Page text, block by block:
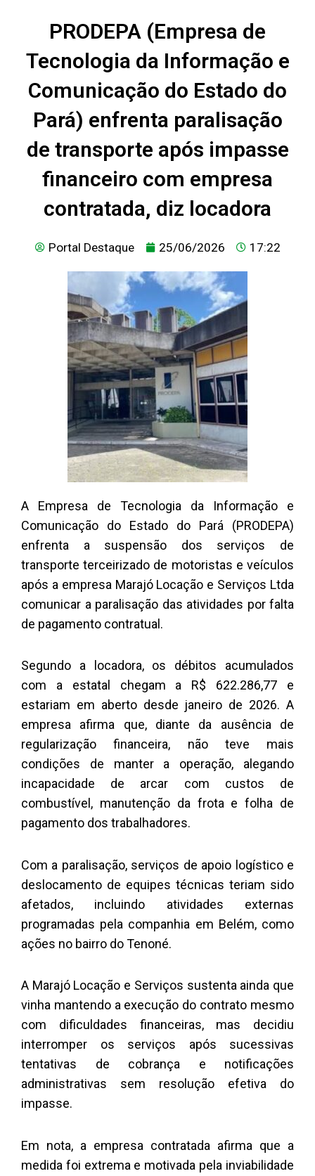
PRODEPA (Empresa de
Tecnologia da Informação e
Comunicação do Estado do
Pará) enfrenta paralisação
de transporte após impasse
financeiro com empresa
contratada, diz locadora
Portal Destaque 25/06/2026 17:22
A Empresa de Tecnologia da Informação e
Comunicação do Estado do Pará (PRODEPA)
enfrenta a suspensão dos serviços de
transporte terceirizado de motoristas e veículos
após a empresa Marajó Locação e Serviços Ltda
comunicar a paralisação das atividades por falta
de pagamento contratual.
Segundo a locadora, os débitos acumulados
com a estatal chegam a R$ 622.286,77 e
estariam em aberto desde janeiro de 2026. A
empresa afirma que, diante da ausência de
regularização financeira, não teve mais
condições de manter a operação, alegando
incapacidade de arcar com custos de
combustível, manutenção da frota e folha de
pagamento dos trabalhadores.
Com a paralisação, serviços de apoio logístico e
deslocamento de equipes técnicas teriam sido
afetados, incluindo atividades externas
programadas pela companhia em Belém, como
ações no bairro do Tenoné.
A Marajó Locação e Serviços sustenta ainda que
vinha mantendo a execução do contrato mesmo
com dificuldades financeiras, mas decidiu
interromper os serviços após sucessivas
tentativas de cobrança e notificações
administrativas sem resolução efetiva do
impasse.
Em nota, a empresa contratada afirma que a
medida foi extrema e motivada pela inviabilidade